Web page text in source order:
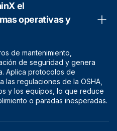
el
operativas y
de mantenimiento,
de seguridad y genera
Aplica protocolos de
las regulaciones de la OSHA,
y los equipos, lo que reduce
o paradas inesperadas.